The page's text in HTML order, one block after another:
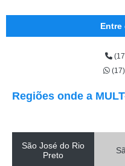
Entre
Regiões onde a
São José do Rio
Preto